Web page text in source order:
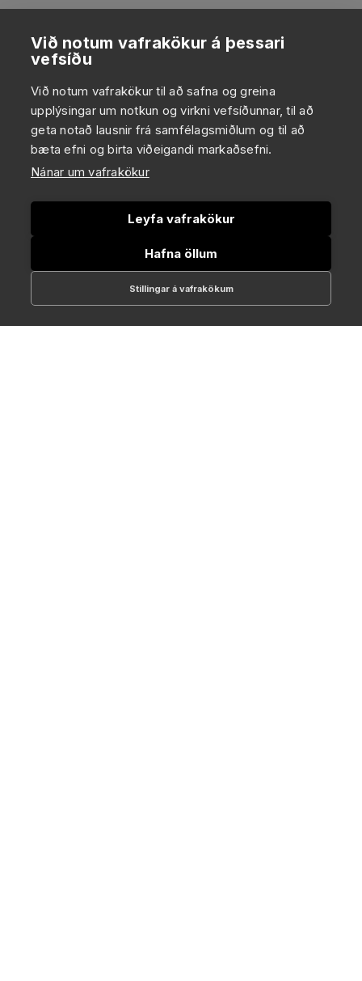
Við notum vafrakökur á þessari
vefsíðu
Við notum vafrakökur til að safna og greina
upplýsingar um notkun og virkni vefsíðunnar, til að
geta notað lausnir frá samfélagsmiðlum og til að
bæta efni og birta viðeigandi markaðsefni.
Nánar um vafrakökur
Leyfa vafrakökur
Hafna öllum
Stillingar á vafrakökum